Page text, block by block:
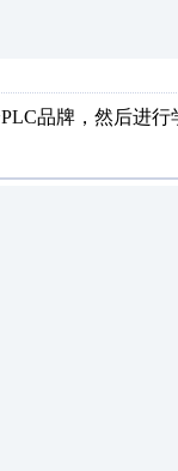
品牌，然后进行